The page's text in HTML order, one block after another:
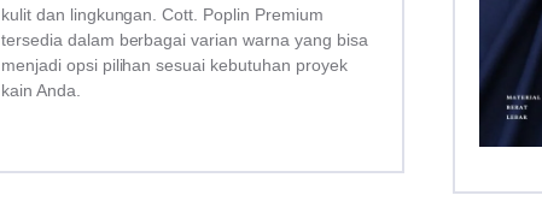
kulit dan lingkungan. Cott. Poplin Premium
tersedia dalam berbagai varian warna yang bisa
menjadi opsi pilihan sesuai kebutuhan proyek
kain Anda.